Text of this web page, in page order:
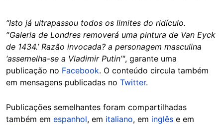
“Isto já ultrapassou todos os limites do ridículo.
‘'Galeria de Londres removerá uma pintura de Van Eyck
de 1434.’ Razão invocada? a personagem masculina
‘assemelha-se a Vladimir Putin’", garante uma
publicação no Facebook. O conteúdo circula também
em mensagens publicadas no Twitter.
Publicações semelhantes foram compartilhadas
também em espanhol, em italiano, em inglês e em